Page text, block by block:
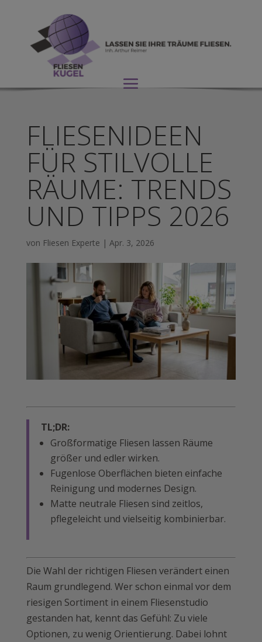
FLIESENIDEEN
FÜR STILVOLLE
RÄUME: TRENDS
UND TIPPS 2026
von Fliesen Experte | Apr. 3, 2026
TL;DR:
Großformatige Fliesen lassen Räume
größer und edler wirken.
Fugenlose Oberflächen bieten einfache
Reinigung und modernes Design.
Matte neutrale Fliesen sind zeitlos,
pflegeleicht und vielseitig kombinierbar.
Die Wahl der richtigen Fliesen verändert einen
Raum grundlegend. Wer schon einmal vor dem
riesigen Sortiment in einem Fliesenstudio
gestanden hat, kennt das Gefühl: Zu viele
Optionen, zu wenig Orientierung. Dabei lohnt